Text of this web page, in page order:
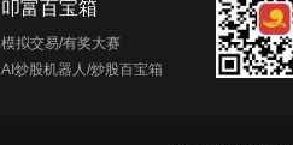
叩富百宝箱
模拟交易/有奖大赛
AI炒股机器人/炒股百宝箱